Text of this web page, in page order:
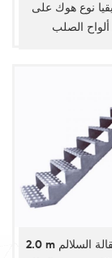
نوع هوك على
الصلب
2.0 m الألومنيوم نقالة السلالم